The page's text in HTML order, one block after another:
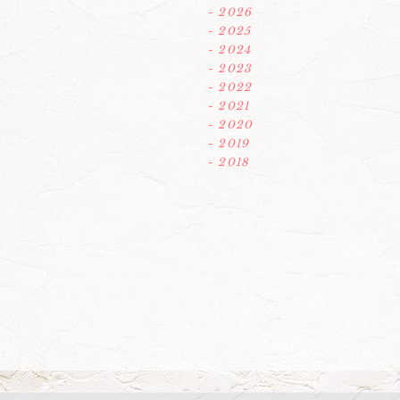
- 2026
- 2025
- 2024
- 2023
- 2022
- 2021
- 2020
- 2019
- 2018